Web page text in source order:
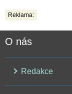
Reklama:
O nás
Redakce